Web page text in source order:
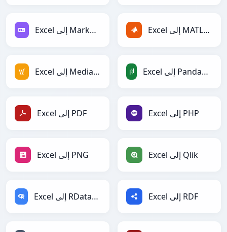
Excel إلى Markdown Excel إلى MATLAB
Excel إلى MediaWiki Excel إلى PandasDataFrame
Excel إلى PDF Excel إلى PHP
Excel إلى PNG Excel إلى Qlik
Excel إلى RDataFrame Excel إلى RDF